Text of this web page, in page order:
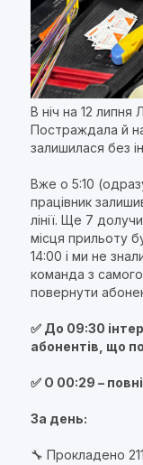
В ніч на 12 липня
Постраждала й
залишилася без
Вже о 5:10
працівник
лінії. Ще 7
місця прильоту
14:00 і ми не
команда з самого
повернути
✅ До 09:30
абонентів, що
✅ О 00:29 –
За день:
🔧 Прокладено